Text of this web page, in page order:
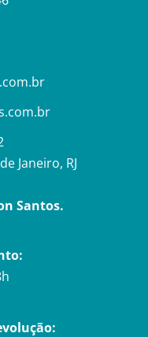
Janeiro, RJ
Santos.